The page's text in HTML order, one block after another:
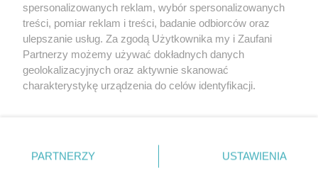
Nie zapomnij
zapoznać się z:
polityką prywatności
Twojemiasto
Piekary Śląskie
Chorzów
Tarnowskie Góry
Gliwice
Skontaktuj się z nami
Kontakt
Redakcja
Newsletter
spersonalizowanych reklam, wybór spersonalizowanych
treści, pomiar reklam i treści, badanie odbiorców oraz
ulepszanie usług. Za zgodą Użytkownika my i Zaufani
Partnerzy możemy używać dokładnych danych
geolokalizacyjnych oraz aktywnie skanować
charakterystykę urządzenia do celów identyfikacji.
zmienić/wycofać klikając przycisk ustawień prywatności
znajdujący się w lewym dolnym rogu strony
PARTNERZY USTAWIENIA